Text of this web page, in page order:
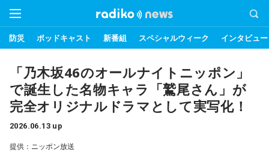
防災 ポッドキャスト 新番組 スペシャルウィーク インタビュー
「乃木坂46のオールナイトニッポン」
で誕生した名物キャラ「鷲尾さん」が
完全オリジナルドラマとして実写化！
2026.06.13 up
提供：ニッポン放送